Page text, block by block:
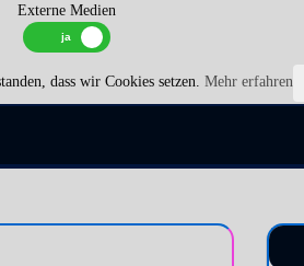
Externe Medien
dass wir Cookies setzen. Mehr erfahren